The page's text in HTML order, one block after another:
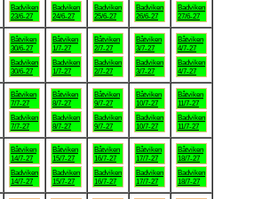
Badviken
23/6-27
Badviken
24/6-27
Badviken
25/6-27
Badviken
26/6-27
Badviken
27/6-27
Båtviken
30/6-27
Badviken
30/6-27
Båtviken
1/7-27
Badviken
1/7-27
Båtviken
2/7-27
Badviken
2/7-27
Båtviken
3/7-27
Badviken
3/7-27
Båtviken
4/7-27
Badviken
4/7-27
Båtviken
7/7-27
Badviken
7/7-27
Båtviken
8/7-27
Badviken
8/7-27
Båtviken
9/7-27
Badviken
9/7-27
Båtviken
10/7-27
Badviken
10/7-27
Båtviken
11/7-27
Badviken
11/7-27
Båtviken
14/7-27
Badviken
14/7-27
Båtviken
15/7-27
Badviken
15/7-27
Båtviken
16/7-27
Badviken
16/7-27
Båtviken
17/7-27
Badviken
17/7-27
Båtviken
18/7-27
Badviken
18/7-27